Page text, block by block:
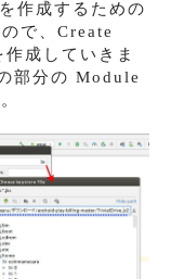
作成するための
で、Create
成していきま
部分の Module